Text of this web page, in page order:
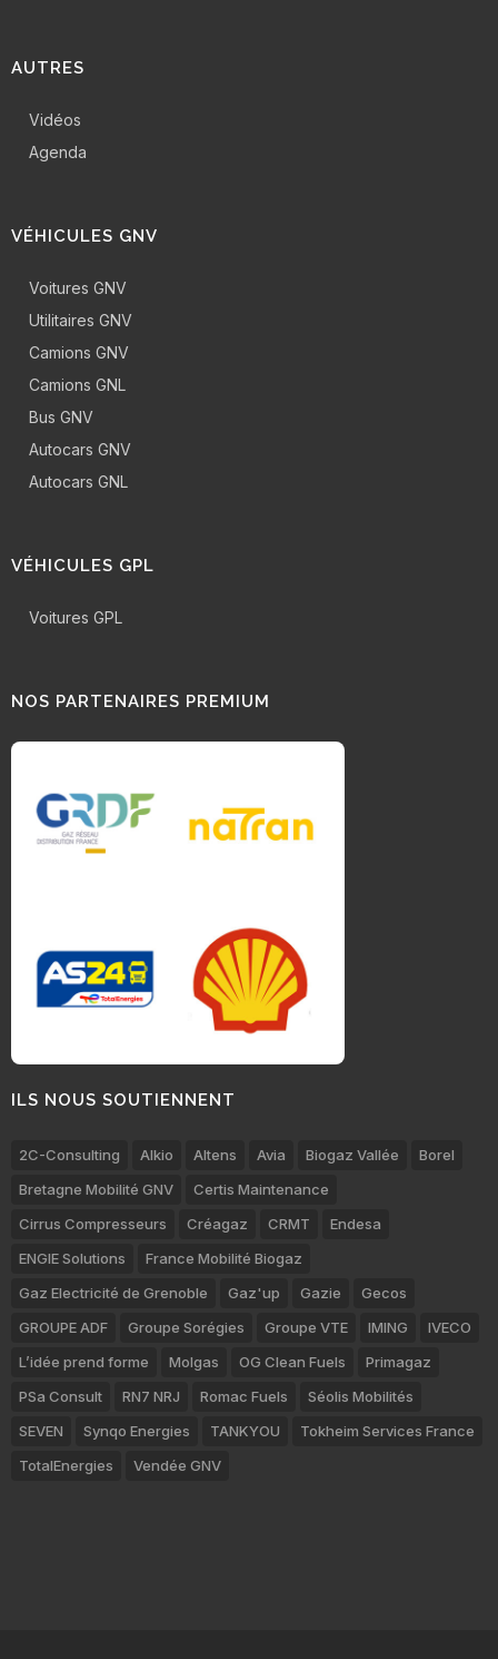
AUTRES
Vidéos
Agenda
VÉHICULES GNV
Voitures GNV
Utilitaires GNV
Camions GNV
Camions GNL
Bus GNV
Autocars GNV
Autocars GNL
VÉHICULES GPL
Voitures GPL
NOS PARTENAIRES PREMIUM
ILS NOUS SOUTIENNENT
2C-Consulting Alkio Altens Avia Biogaz Vallée
Borel
Bretagne Mobilité GNV
Certis Maintenance
Cirrus Compresseurs
Créagaz CRMT
Endesa
ENGIE Solutions
France Mobilité Biogaz
Gaz Electricité de Grenoble
Gaz'up Gazie
Gecos
GROUPE ADF
Groupe Sorégies Groupe VTE IMING
IVECO
L’idée prend forme
Molgas OG Clean Fuels
Primagaz
PSa Consult
RN7 NRJ Romac Fuels
Séolis Mobilités
SEVEN
Synqo Energies TANKYOU
Tokheim Services France
TotalEnergies
Vendée GNV